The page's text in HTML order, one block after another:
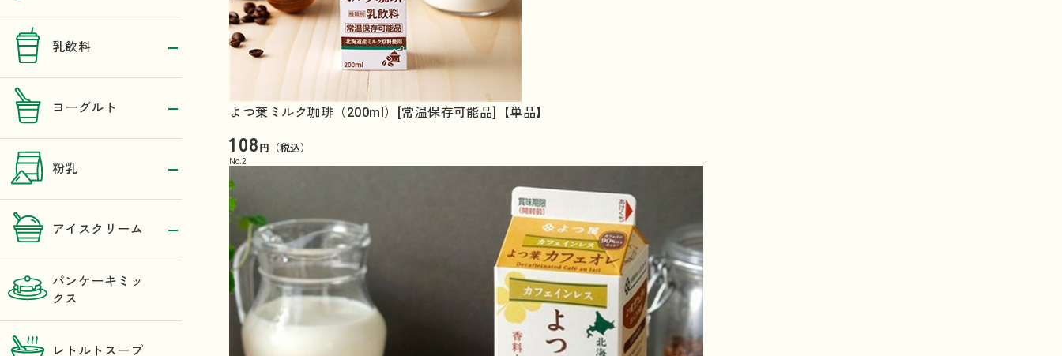
乳飲料
ヨーグルト
粉乳
アイスクリーム
パンケーキミッ
クス
レトルトスープ
よつ葉ミルク珈琲（200ml）[常温保存可能品]【単品】
108円（税込）
No.2